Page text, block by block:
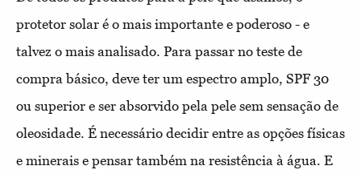
protetor solar é o mais importante e poderoso - e
talvez o mais analisado. Para passar no teste de
compra básico, deve ter um espectro amplo, SPF 30
ou superior e ser absorvido pela pele sem sensação de
oleosidade. É necessário decidir entre as opções físicas
e minerais e pensar também na resistência à água. E